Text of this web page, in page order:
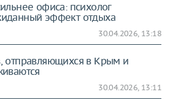
офиса: психолог
эффект отдыха
30.04.2026, 13:18
отправляющихся в Крым и
30.04.2026, 13:11